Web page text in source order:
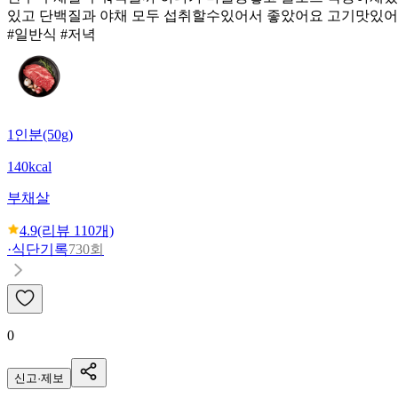
있고 단백질과 야채 모두 섭취할수있어서 좋았어요 고기맛있
#일반식 #저녁
1인분(50g)
140kcal
부채살
4.9(리뷰 110개)
·식단기록730회
0
신고·제보